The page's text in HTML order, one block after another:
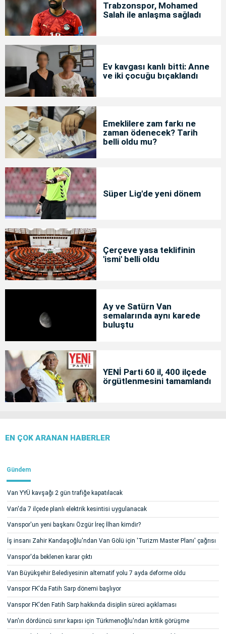
Trabzonspor, Mohamed
Salah ile anlaşma sağladı
Ev kavgası kanlı bitti: Anne
ve iki çocuğu bıçaklandı
Emeklilere zam farkı ne
zaman ödenecek? Tarih
belli oldu mu?
Süper Lig'de yeni dönem
Çerçeve yasa teklifinin
'ismi' belli oldu
Ay ve Satürn Van
semalarında aynı karede
buluştu
YENİ Parti 60 il, 400 ilçede
örgütlenmesini tamamlandı
EN ÇOK ARANAN HABERLER
Gündem
Van YYÜ kavşağı 2 gün trafiğe kapatılacak
Van'da 7 ilçede planlı elektrik kesintisi uygulanacak
Vanspor'un yeni başkanı Özgür İreç İlhan kimdir?
İş insanı Zahir Kandaşoğlu'ndan Van Gölü için 'Turizm Master Planı' çağrısı
Vanspor'da beklenen karar çıktı
Van Büyükşehir Belediyesinin alternatif yolu 7 ayda deforme oldu
Vanspor FK'da Fatih Sarp dönemi başlıyor
Vanspor FK'den Fatih Sarp hakkında disiplin süreci açıklaması
Van'ın dördüncü sınır kapısı için Türkmenoğlu'ndan kritik görüşme